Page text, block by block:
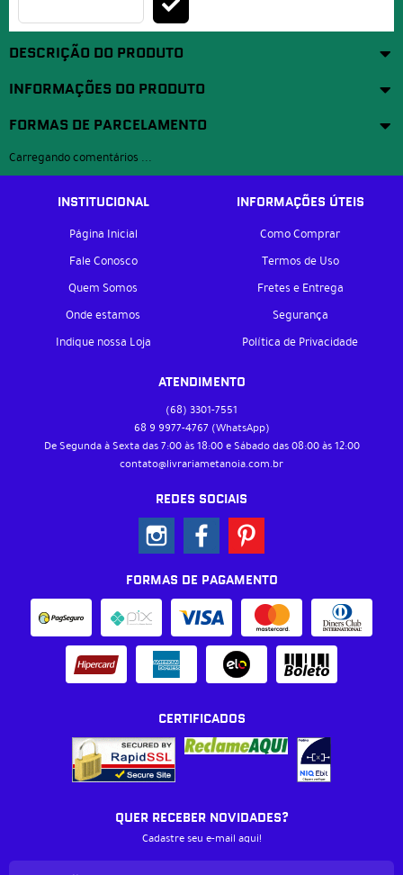
DESCRIÇÃO DO PRODUTO
INFORMAÇÕES DO PRODUTO
FORMAS DE PARCELAMENTO
Carregando comentários ...
INSTITUCIONAL
Página Inicial
Fale Conosco
Quem Somos
Onde estamos
Indique nossa Loja
INFORMAÇÕES ÚTEIS
Como Comprar
Termos de Uso
Fretes e Entrega
Segurança
Política de Privacidade
ATENDIMENTO
(68) 3301-7551
68 9 9977-4767 (WhatsApp)
De Segunda à Sexta das 7:00 às 18:00 e Sábado das 08:00 às 12:00
contato@livrariametanoia.com.br
REDES SOCIAIS
FORMAS DE PAGAMENTO
CERTIFICADOS
QUER RECEBER NOVIDADES?
Cadastre seu e-mail aqui!